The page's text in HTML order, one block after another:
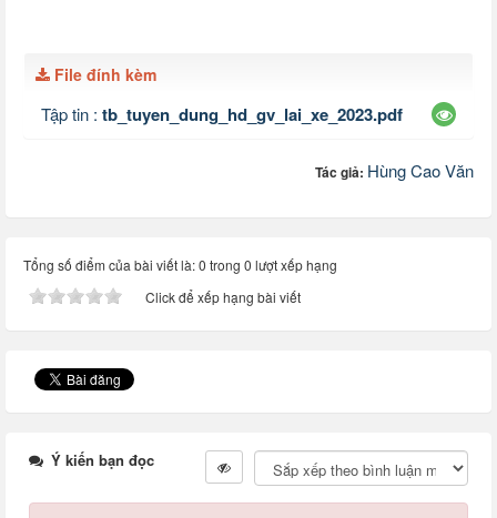
File đính kèm
Tập tin : tb_tuyen_dung_hd_gv_lai_xe_2023.pdf
Tác giả: Hùng Cao Văn
Tổng số điểm của bài viết là: 0 trong 0 lượt xếp hạng
Click để xếp hạng bài viết
Ý kiến bạn đọc